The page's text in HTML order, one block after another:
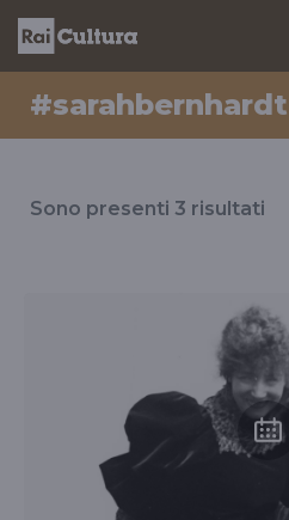
#sarahbernhardt
ilSono presenti 3 risultati